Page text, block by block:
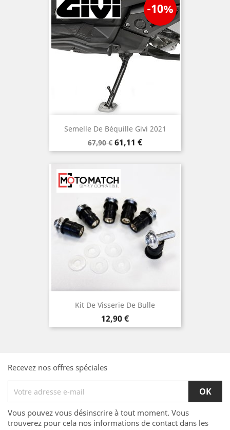
Semelle De Béquille Givi 2021
Prix
de
67,90 €
-10%
Prix
61,11 €
Kit De Visserie De Bulle
Prix
12,90 €
Recevez nos offres spéciales
Vous pouvez vous désinscrire à tout moment. Vous
trouverez pour cela nos informations de contact dans les